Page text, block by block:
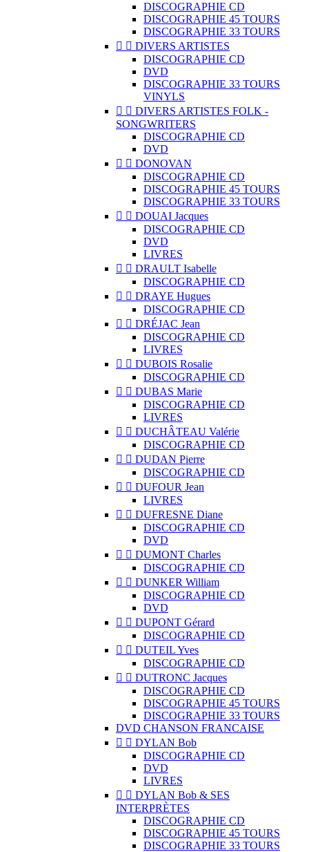
DISCOGRAPHIE CD
DISCOGRAPHIE 45 TOURS
DISCOGRAPHIE 33 TOURS
  DIVERS ARTISTES
DISCOGRAPHIE CD
DVD
DISCOGRAPHIE 33 TOURS
VINYLS
  DIVERS ARTISTES FOLK -
SONGWRITERS
DISCOGRAPHIE CD
DVD
  DONOVAN
DISCOGRAPHIE CD
DISCOGRAPHIE 45 TOURS
DISCOGRAPHIE 33 TOURS
  DOUAI Jacques
DISCOGRAPHIE CD
DVD
LIVRES
  DRAULT Isabelle
DISCOGRAPHIE CD
  DRAYE Hugues
DISCOGRAPHIE CD
  DRÉJAC Jean
DISCOGRAPHIE CD
LIVRES
  DUBOIS Rosalie
DISCOGRAPHIE CD
  DUBAS Marie
DISCOGRAPHIE CD
LIVRES
  DUCHÂTEAU Valérie
DISCOGRAPHIE CD
  DUDAN Pierre
DISCOGRAPHIE CD
  DUFOUR Jean
LIVRES
  DUFRESNE Diane
DISCOGRAPHIE CD
DVD
  DUMONT Charles
DISCOGRAPHIE CD
  DUNKER William
DISCOGRAPHIE CD
DVD
  DUPONT Gérard
DISCOGRAPHIE CD
  DUTEIL Yves
DISCOGRAPHIE CD
  DUTRONC Jacques
DISCOGRAPHIE CD
DISCOGRAPHIE 45 TOURS
DISCOGRAPHIE 33 TOURS
DVD CHANSON FRANCAISE
  DYLAN Bob
DISCOGRAPHIE CD
DVD
LIVRES
  DYLAN Bob & SES
INTERPRÈTES
DISCOGRAPHIE CD
DISCOGRAPHIE 45 TOURS
DISCOGRAPHIE 33 TOURS